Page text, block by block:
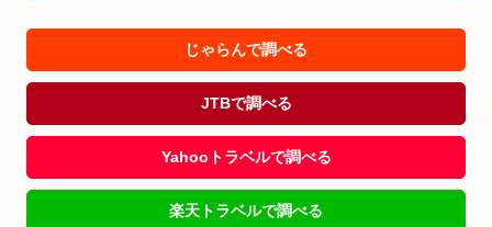
じゃらんで調べる
JTBで調べる
Yahooトラベルで調べる
楽天トラベルで調べる